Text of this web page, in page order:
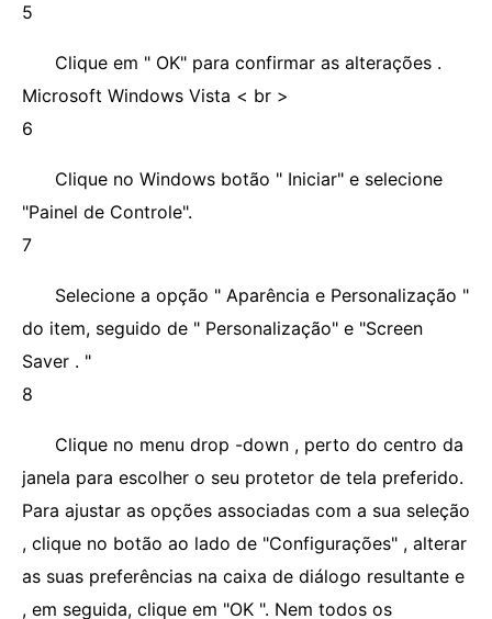
5
Clique em " OK" para confirmar as alterações .
Microsoft Windows Vista < br >
6
Clique no Windows botão " Iniciar" e selecione
"Painel de Controle".
7
Selecione a opção " Aparência e Personalização "
do item, seguido de " Personalização" e "Screen
Saver . "
8
Clique no menu drop -down , perto do centro da
janela para escolher o seu protetor de tela preferido.
Para ajustar as opções associadas com a sua seleção
, clique no botão ao lado de "Configurações" , alterar
as suas preferências na caixa de diálogo resultante e
, em seguida, clique em "OK ". Nem todos os